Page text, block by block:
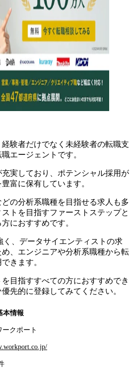
経験者だけでなく 未経験者の転職支
エージェント です。
実しており、ポテンシャル採用が
富に保有しています。
の分析系職種を目指せる求人も多
トを目指すファーストステップと
におすすめです。
く、データサイエンティストの求
、エンジニアや分析系職種から転
きます。
目指すすべての方におすすめでき
先的に登録してみてください。
本情報
クポート